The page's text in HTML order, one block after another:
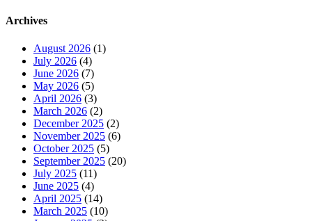
Archives
August 2026 (1)
July 2026 (4)
June 2026 (7)
May 2026 (5)
April 2026 (3)
March 2026 (2)
December 2025 (2)
November 2025 (6)
October 2025 (5)
September 2025 (20)
July 2025 (11)
June 2025 (4)
April 2025 (14)
March 2025 (10)